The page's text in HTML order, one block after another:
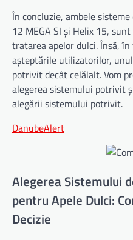
În concluzie, ambele
12 MEGA SI și Helix 15,
tratarea apelor dulci. Însă,
așteptările utilizatorilor,
potrivit decât celălalt. Vom
alegerea sistemului potrivit
alegării sistemului potrivit.
DanubeAlert
Alegerea Sistemului
pentru Apele Dulci:
Decizie